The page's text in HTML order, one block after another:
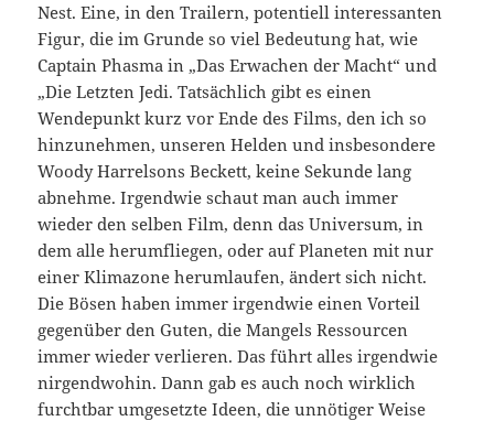
Nest. Eine, in den Trailern, potentiell interessanten
Figur, die im Grunde so viel Bedeutung hat, wie
Captain Phasma in „Das Erwachen der Macht“ und
„Die Letzten Jedi. Tatsächlich gibt es einen
Wendepunkt kurz vor Ende des Films, den ich so
hinzunehmen, unseren Helden und insbesondere
Woody Harrelsons Beckett, keine Sekunde lang
abnehme. Irgendwie schaut man auch immer
wieder den selben Film, denn das Universum, in
dem alle herumfliegen, oder auf Planeten mit nur
einer Klimazone herumlaufen, ändert sich nicht.
Die Bösen haben immer irgendwie einen Vorteil
gegenüber den Guten, die Mangels Ressourcen
immer wieder verlieren. Das führt alles irgendwie
nirgendwohin. Dann gab es auch noch wirklich
furchtbar umgesetzte Ideen, die unnötiger Weise